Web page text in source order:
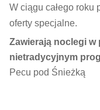
W ciągu całego roku
oferty specjalne.
Zawierają noclegi
nietradycyjnym
Pecu pod Śnieżką